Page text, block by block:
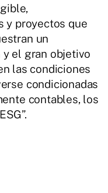
y proyectos que
un
y el gran objetivo
las condiciones
condicionadas
contables, los